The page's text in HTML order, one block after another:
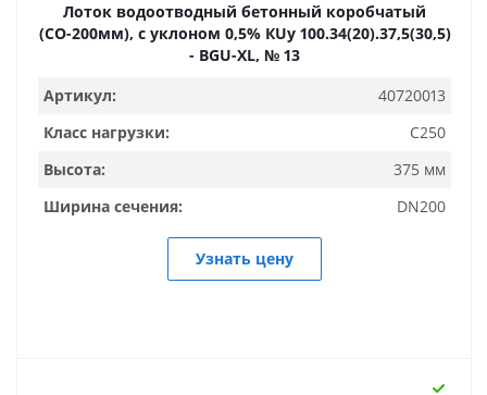
Лоток водоотводный бетонный коробчатый
(СО-200мм), с уклоном 0,5% КUу 100.34(20).37,5(30,5)
- BGU-XL, № 13
Артикул:
40720013
Класс нагрузки:
C250
Высота:
375 мм
Ширина сечения:
DN200
Узнать цену